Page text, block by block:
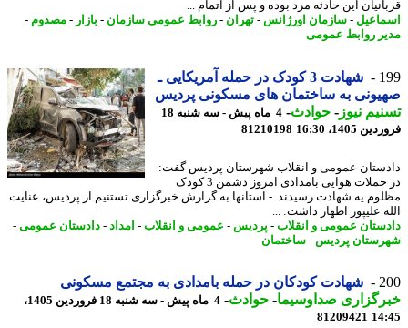
این حادثه مرد بوده و پس از اتمام ...
-سازمان اورژانس -تهران- روابط عمومی سازمان -بازار - مصدوم-
روابط عمومی
شهادت 3 کودک در حمله آمریکایی ـ
به ساختمان های مسکونی پردیس
نیوز-حوادث -
4 ماه پیش - سه شنبه 18
1405، 16:30
81210198
عمومی و انقلاب شهرستان پردیس گفت:
در حملات هوایی بامدادی امروز دشمن 3 کودک
یه شهادت رسیدند. - استانها به گزارش خبرگزاری تستنیم از پردیس، عنایت
علیپور اظهار داشت: ...
عمومی و انقلاب-پردیس-عمومی و انقلاب-امداد -دادستان عمومی-
پردیس-ساختمان
شهادت کودکان در حمله بامدادی به مجتمع مسکونی
صداوسیما-حوادث -
4 ماه پیش - سه شنبه 18 فروردین 1405،
81209421